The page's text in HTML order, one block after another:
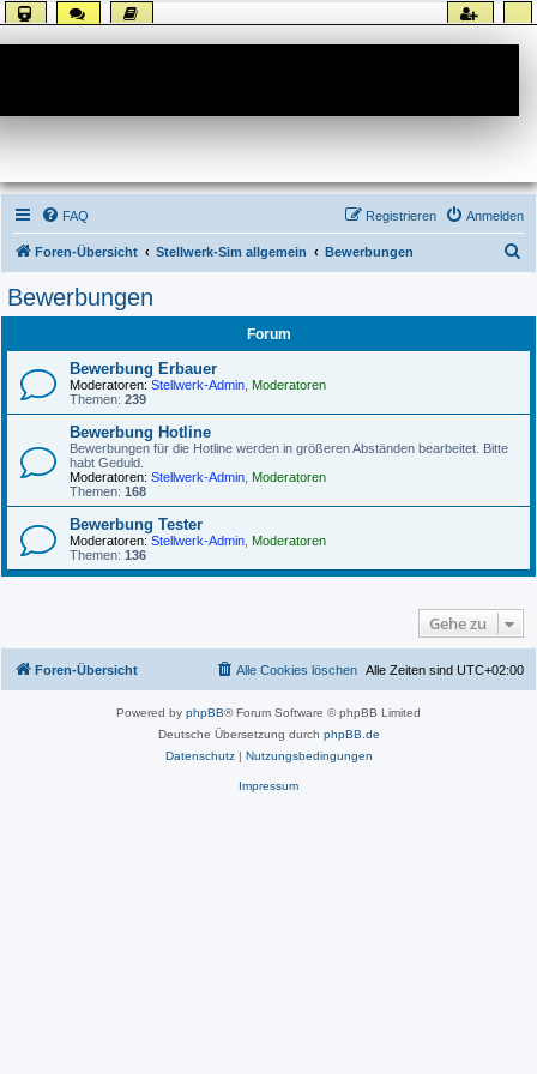
FAQ Anmelden
Registrieren
Foren-Übersicht Stellwerk-Sim allgemein Bewerbungen
Bewerbungen
Forum
Bewerbung Erbauer
Moderatoren: Stellwerk-Admin Moderatoren
Themen: 239
Bewerbung Hotline
Bewerbungen für die Hotline werden in größeren Abständen bearbeitet. Bitte
habt Geduld.
Moderatoren: Stellwerk-Admin Moderatoren
Themen: 168
Bewerbung Tester
Moderatoren: Stellwerk-Admin Moderatoren
Themen: 136
Gehe zu
Foren-Übersicht Alle Zeiten sind UTC+02:00
Alle Cookies löschen
Powered by phpBB® Forum Software © phpBB Limited
Deutsche Übersetzung durch phpBB.de
Datenschutz| Nutzungsbedingungen
Impressum